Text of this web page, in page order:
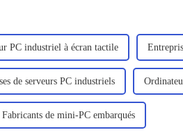
PC industriel à écran tactile
de serveurs PC industriels
Fabricants de mini-PC embarqués